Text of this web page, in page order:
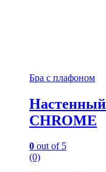
Бра с плафоном
CHROME
0 out of 5
(0)